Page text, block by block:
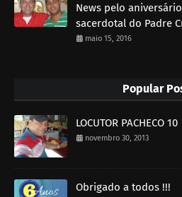
News pelo
sacerdotal do Padre
maio 15, 2016
Popular
LOCUTOR PACHECO 10
novembro 30, 2013
Obrigado a todos !!!